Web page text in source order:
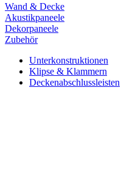
Wand & Decke
Akustikpaneele
Dekorpaneele
Zubehör
Unterkonstruktionen
Klipse & Klammern
Deckenabschlussleisten